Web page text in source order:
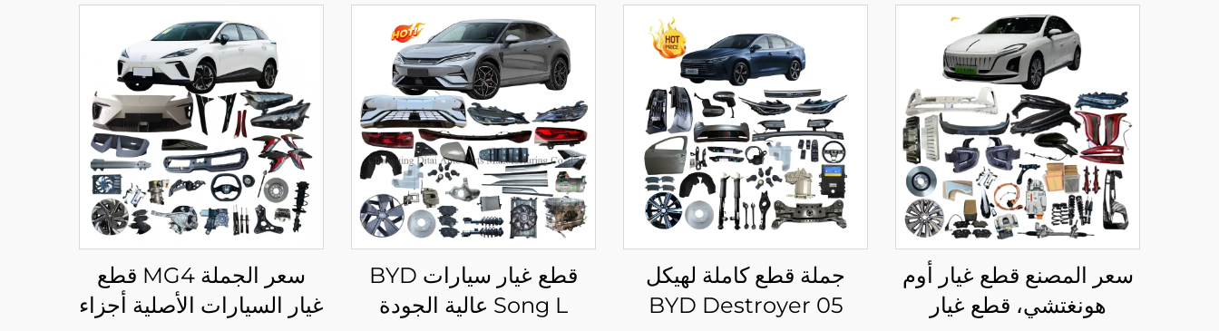
سعر المصنع قطع غيار أوم
هونغتشي، قطع غيار
جملة قطع كاملة لهيكل
BYD Destroyer 05
قطع غيار سيارات BYD
Song L عالية الجودة
سعر الجملة MG4 قطع
غيار السيارات الأصلية أجزاء